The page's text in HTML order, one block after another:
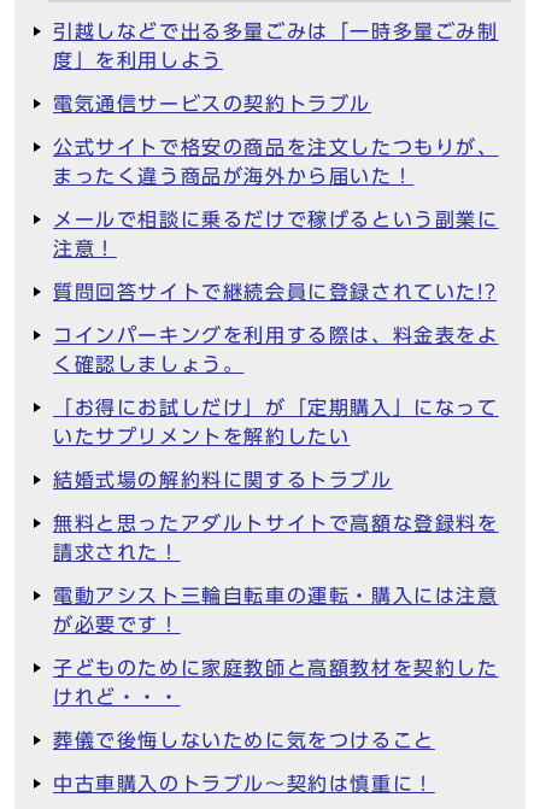
引越しなどで出る多量ごみは「一時多量ごみ制
度」を利用しよう
電気通信サービスの契約トラブル
公式サイトで格安の商品を注文したつもりが、
まったく違う商品が海外から届いた！
メールで相談に乗るだけで稼げるという副業に
注意！
質問回答サイトで継続会員に登録されていた!?
コインパーキングを利用する際は、料金表をよ
く確認しましょう。
「お得にお試しだけ」が「定期購入」になって
いたサプリメントを解約したい
結婚式場の解約料に関するトラブル
無料と思ったアダルトサイトで高額な登録料を
請求された！
電動アシスト三輪自転車の運転・購入には注意
が必要です！
子どものために家庭教師と高額教材を契約した
けれど・・・
葬儀で後悔しないために気をつけること
中古車購入のトラブル～契約は慎重に！